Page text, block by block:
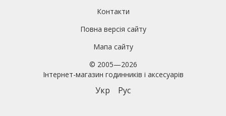
Контакти
Повна версія сайту
Мапа сайту
© 2005—2026
Інтернет-магазин годинників і аксесуарів
Укр Рус